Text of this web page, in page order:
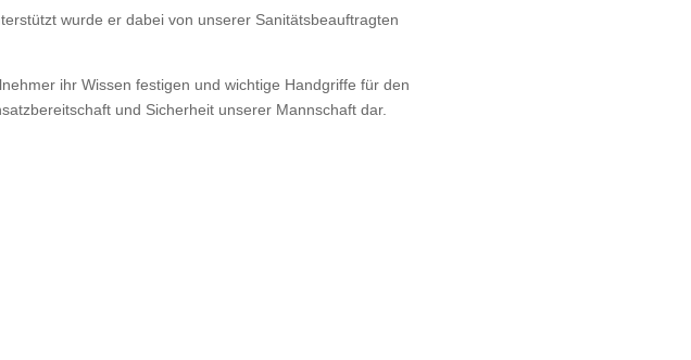
wurde er dabei von unserer Sanitätsbeauftragten
ihr Wissen festigen und wichtige Handgriffe für den
und Sicherheit unserer Mannschaft dar.